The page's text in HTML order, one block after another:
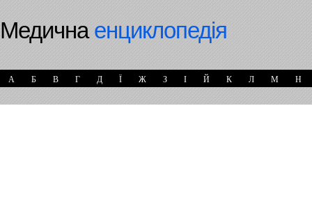
Медичнаенциклопедія
А Б В Г Д Ї Ж З І Й К Л М Н